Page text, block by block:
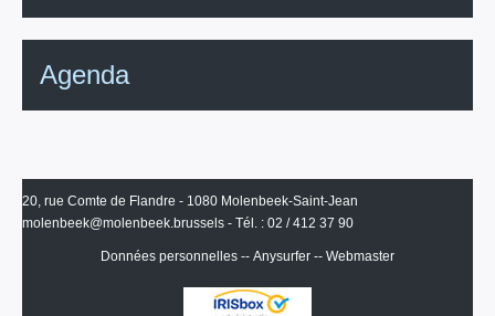
Agenda
20, rue Comte de Flandre - 1080 Molenbeek-Saint-Jean
molenbeek@molenbeek.brussels - Tél. : 02 / 412 37 90
Données personnelles -- Anysurfer -- Webmaster